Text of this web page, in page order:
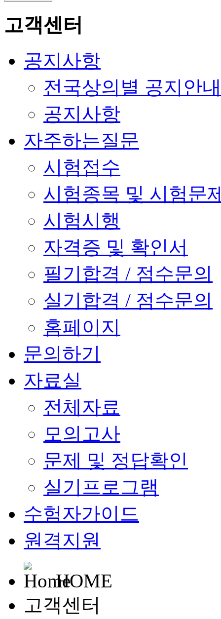
고객센터
공지사항
전국상의별 공지안내
공지사항
자주하는질문
시험접수
시험종목 및 시험문
시험시행
자격증 및 확인서
필기합격 / 점수문의
실기합격 / 점수문의
홈페이지
문의하기
자료실
전체자료
모의고사
문제 및 정답확인
실기프로그램
수험자가이드
원격지원
HOME
고객센터